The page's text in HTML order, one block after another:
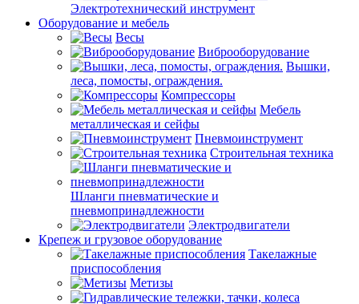
Электротехнический инструмент
Оборудование и мебель
Весы
Виброоборудование
Вышки,
леса, помосты, ограждения.
Компрессоры
Мебель
металлическая и сейфы
Пневмоинструмент
Строительная техника
Шланги пневматические и
пневмопринадлежности
Электродвигатели
Крепеж и грузовое оборудование
Такелажные
приспособления
Метизы